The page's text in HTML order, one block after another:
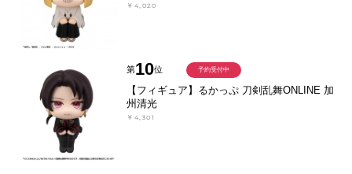
￥4,020
第10位
【フィギュア】るかっぷ 刀剣乱舞ONLINE 加
州清光
￥4,301
予約受付中